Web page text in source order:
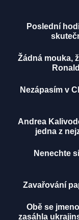
Poslední
Žádná mouka,
Nezápasím v
Andrea
jedna z
Nenechte
Zavařování
Obě se
zasáhla